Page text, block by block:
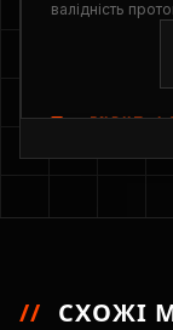
валідність
// СХОЖІ